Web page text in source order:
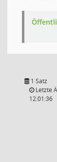
1 Satz
Letzte
12:01:36